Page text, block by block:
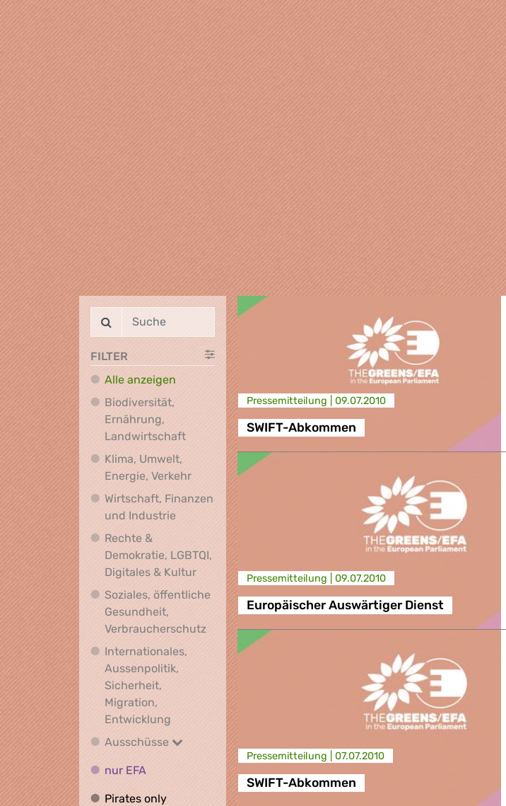
FILTER
Alle anzeigen
Biodiversität,
Ernährung,
LandwirtschaftBiodiversität, Ernährung, Landwirtschaft
Klima, Umwelt,
Energie, VerkehrKlima, Umwelt, Energie, Verkehr
Wirtschaft, Finanzen
und IndustrieWirtschaft, Finanzen und Industrie
Rechte &
Demokratie, LGBTQI,
Digitales & KulturRechte & Demokratie, LGBTQI, Digitales & Kultur
Soziales, öffentliche
Gesundheit,
Verbraucherschutz Soziales, öffentliche Gesundheit, Verbraucherschutz
Internationales,
Aussenpolitik,
Sicherheit,
Migration,
Entwicklung Internationales, Aussenpolitik, Sicherheit, Migration,
Ausschüsse
Ausschüsse
nur EFA
Pirates onlyPirates only
Presse­mitteilung | 09.07.2010
SWIFT-Abkommen
Presse­mitteilung | 09.07.2010
Europäischer Auswärtiger Dienst
Presse­mitteilung | 07.07.2010
SWIFT-Abkommen